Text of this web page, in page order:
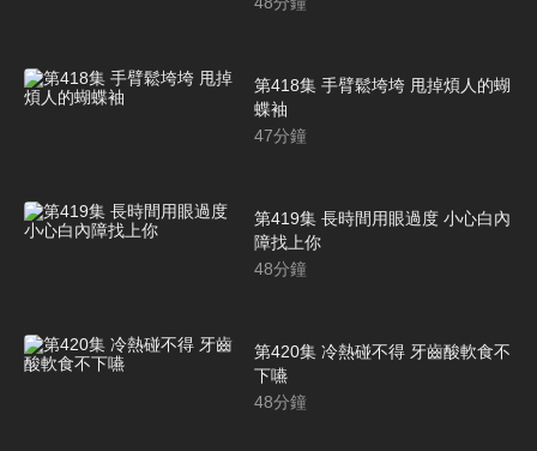
第418集 手臂鬆垮垮 甩掉煩人的蝴
蝶袖
47分鐘
第419集 長時間用眼過度 小心白內
障找上你
48分鐘
第420集 冷熱碰不得 牙齒酸軟食不
下嚥
48分鐘